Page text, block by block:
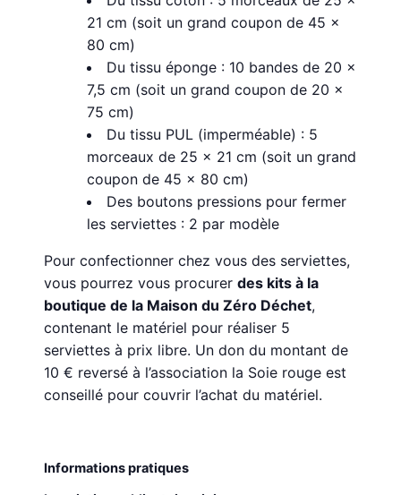
21 cm (soit un grand coupon de 45 x
80 cm)
Du tissu éponge : 10 bandes de 20 x
7,5 cm (soit un grand coupon de 20 x
75 cm)
Du tissu PUL (imperméable) : 5
morceaux de 25 x 21 cm (soit un grand
coupon de 45 x 80 cm)
Des boutons pressions pour fermer
les serviettes : 2 par modèle
Pour confectionner chez vous des serviettes,
vous pourrez vous procurerdes kits à la
boutique de la Maison du Zéro Déchet,
contenant le matériel pour réaliser 5
serviettes à prix libre. Un don du montant de
10 € reversé à l’association la Soie rouge est
conseillé pour couvrir l’achat du matériel.
Informations pratiques